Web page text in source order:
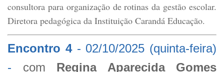
consultora para organização de rotinas da gestão escolar.
Diretora pedagógica da Instituição Carandá Educação.
Encontro 4 - 02/10/2025 (quinta-feira)
- com Regina Aparecida Gomes